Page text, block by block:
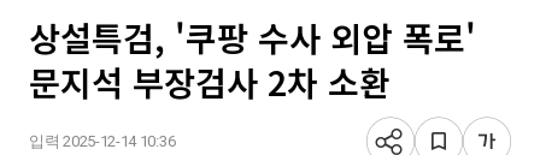
상설특검, '쿠팡 수사 외압 폭로'
문지석 부장검사 2차 소환
입력 2025-12-14 10:36